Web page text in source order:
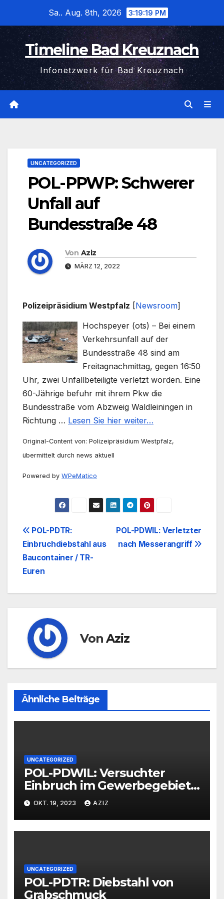
wechseln
Sa.. Aug. 8th, 2026 3:19:19 PM
Timeline Bad Kreuznach
Infonetzwerk für Bad Kreuznach
UNCATEGORIZED
POL-PPWP: Schwerer
Unfall auf
Bundesstraße 48
Von Aziz
MÄRZ 12, 2022
Polizeipräsidium Westpfalz [Newsroom]
Hochspeyer (ots) – Bei einem
Verkehrsunfall auf der
Bundesstraße 48 sind am
Freitagnachmittag, gegen 16:50
Uhr, zwei Unfallbeteiligte verletzt worden. Eine
60-Jährige befuhr mit ihrem Pkw die
Bundesstraße vom Abzweig Waldleiningen in
Richtung … Lesen Sie hier weiter…
Original-Content von: Polizeipräsidium Westpfalz,
übermittelt durch news aktuell
Powered by WPeMatico
Beitrags-
Navigation
POL-PDWIL: Verletzter
nach Messerangriff
POL-PDTR:
Einbruchdiebstahl aus
Baucontainer / TR-
Euren
VonAziz
Ähnliche Beiträge
UNCATEGORIZED
POL-PDWIL: Versuchter
Einbruch im Gewerbegebiet
Wittlich
OKT. 19, 2023 AZIZ
UNCATEGORIZED
POL-PDTR: Diebstahl von
Grabschmuck